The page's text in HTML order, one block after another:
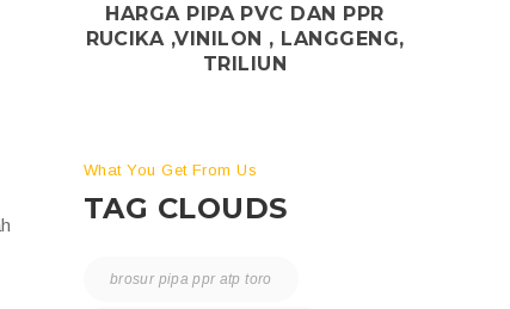
HARGA PIPA PVC DAN PPR
RUCIKA ,VINILON , LANGGENG,
TRILIUN
What You Get From Us
TAG CLOUDS
brosur pipa ppr atp toro